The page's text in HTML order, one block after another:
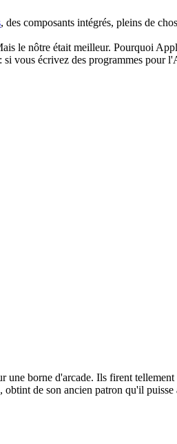
, des composants intégrés, pleins de
le nôtre était meilleur. Pourquoi
vous écrivez des programmes pour
borne d'arcade. Ils firent
de son ancien patron qu'il